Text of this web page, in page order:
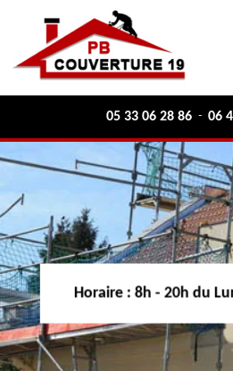
05 33 06 28 86 - 06
Horaire : 8h - 20h du